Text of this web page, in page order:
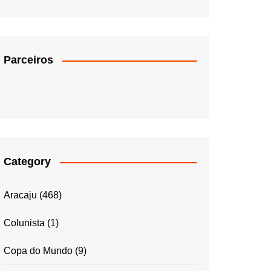
Parceiros
Category
Aracaju (468)
Colunista (1)
Copa do Mundo (9)